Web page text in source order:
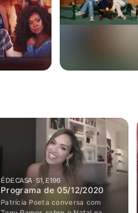
É DE CASA · S1, E196
Programa de 05/12/2020
Patrícia Poeta conversa com